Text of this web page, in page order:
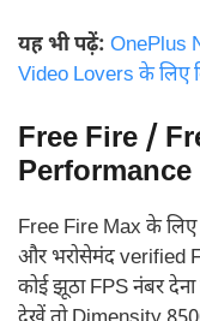
यह भी पढ़ें: OnePlus
Video Lovers के लिए
Free Fire /
Performance
Free Fire Max के
और भरोसेमंद verified
कोई झूठा FPS नंबर